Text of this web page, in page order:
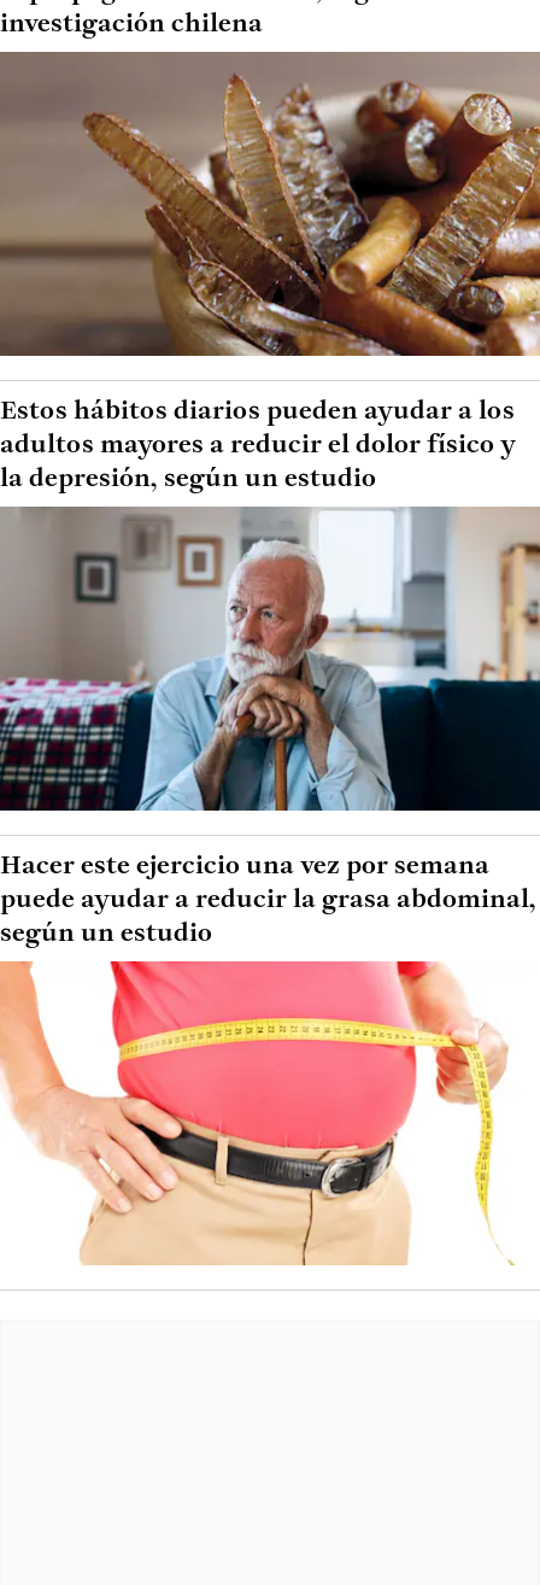
investigación chilena
Estos hábitos diarios pueden ayudar a los
adultos mayores a reducir el dolor físico y
la depresión, según un estudio
Hacer este ejercicio una vez por semana
puede ayudar a reducir la grasa abdominal,
según un estudio